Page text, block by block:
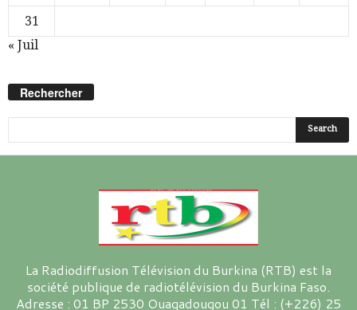
31
« Juil
Rechercher
La Radiodiffusion Télévision du Burkina (RTB) est la
société publique de radiotélévision du Burkina Faso.
Adresse : 01 BP 2530 Ouagadougou 01 Tél : (+226) 25